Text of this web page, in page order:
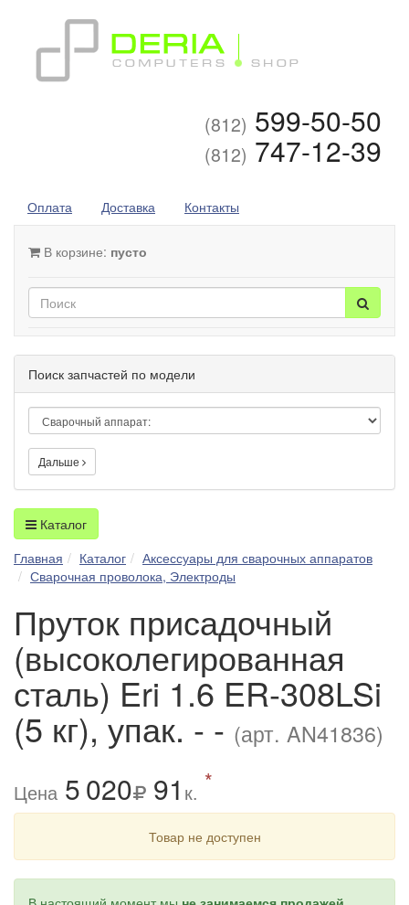
(812) 599-50-50
(812) 747-12-39
Оплата Доставка Контакты
В корзине: пусто
Поиск запчастей по модели
Дальше
Каталог
Главная
Каталог
Аксессуары для сварочных аппаратов
Сварочная проволока, Электроды
Пруток присадочный
(высоколегированная
сталь) Eri 1.6 ER-308LSi
(5 кг), упак. - - (арт. AN41836)
Цена 5020 91 к. *
Товар не доступен